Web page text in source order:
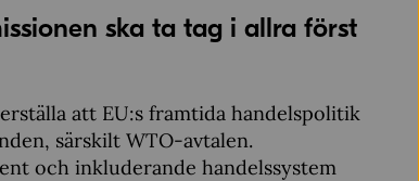
ska ta tag i allra först
att EU:s framtida handelspolitik
särskilt WTO-avtalen.
och inkluderande handelssystem